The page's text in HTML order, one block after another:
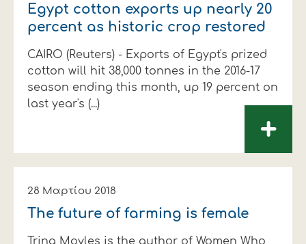
Egypt cotton exports up nearly 20
percent as historic crop restored
CAIRO (Reuters) - Exports of Egypt's prized
cotton will hit 38,000 tonnes in the 2016-17
season ending this month, up 19 percent on
last year's (...)
+
28 Μαρτίου 2018
The future of farming is female
Trina Moyles is the author of Women Who